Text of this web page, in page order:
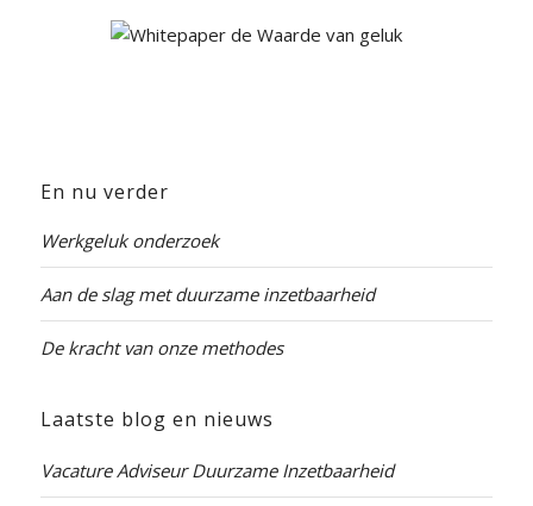
En nu verder
Werkgeluk onderzoek
Aan de slag met duurzame inzetbaarheid
De kracht van onze methodes
Laatste blog en nieuws
Vacature Adviseur Duurzame Inzetbaarheid